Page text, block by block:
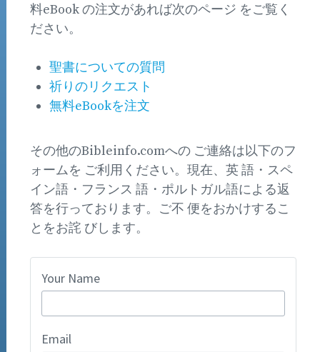
料eBook の注文があれば次のページ をご覧く
ださい。
聖書についての質問
祈りのリクエスト
無料eBookを注文
その他のBibleinfo.comへの ご連絡は以下のフ
ォームを ご利用ください。現在、英 語・スペ
イン語・フランス 語・ポルトガル語による返
答を行っております。ご不 便をおかけするこ
とをお詫 びします。
Your Name
Email